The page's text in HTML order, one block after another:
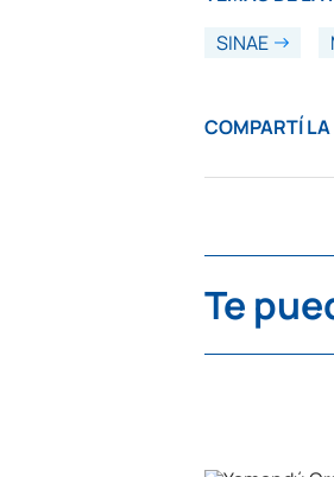
SINAE
COMPARTÍ
Te